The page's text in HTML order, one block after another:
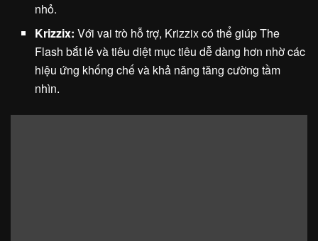
nhỏ.
Krizzix: Với vai trò hỗ trợ, Krizzix có thể giúp The
Flash bắt lẻ và tiêu diệt mục tiêu dễ dàng hơn nhờ các
hiệu ứng khống chế và khả năng tăng cường tầm
nhìn.